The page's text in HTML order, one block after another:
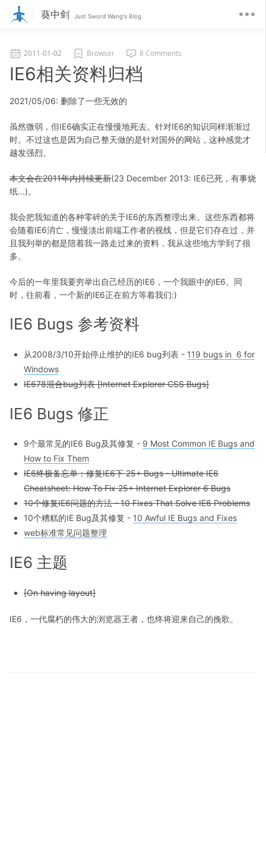
葵中剑 Just Sword Wang's Blog
2011-01-02 Browser 8 Comments
IE6相关资料归档
2021/05/06: 删除了一些无效的
虽然微弱，但IE6确实正在慢慢地死去。针对IE6的知识同样渐渐过
时。不过这也是因为自己整天做的是针对国外的网站，这种感觉才
越发强烈。
本文会在2011年内持续更新(23 December 2013: IE6已死，有事烧
纸...)。
我会把我知道的各种零碎的关于IE6的东西整理出来。这些东西都将
会随着IE6消亡，慢慢淡出前端工作者的视线，但是它们存在过，并
且我列举的都是陪着我一路走过来的资料，我从这些地方学到了很
多。
今后的一年里我要穷举出自己经历的IE6，一个我眼中的IE6。同
时，往前看，一个新的IE6正在前方等着我们:)
IE6 Bugs 参考资料
从2008/3/10开始停止维护的IE6 bug列表 - 119 bugs in 6 for
Windows
IE678混合bug列表 [Internet Explorer CSS Bugs]
IE6 Bugs 修正
9个最常见的IE6 Bug及其修复 - 9 Most Common IE Bugs and
How to Fix Them
IE6终极备忘单：修复IE6下 25+ Bugs - Ultimate IE6
Cheatsheet: How To Fix 25+ Internet Explorer 6 Bugs
10个修复IE6问题的方法 - 10 Fixes That Solve IE6 Problems
10个糟糕的IE Bug及其修复 - 10 Awful IE Bugs and Fixes
web标准常见问题整理
IE6 主题
[On having layout]
IE6，一代腐朽的伟大的浏览器王者，也终将迎来自己的挽歌。